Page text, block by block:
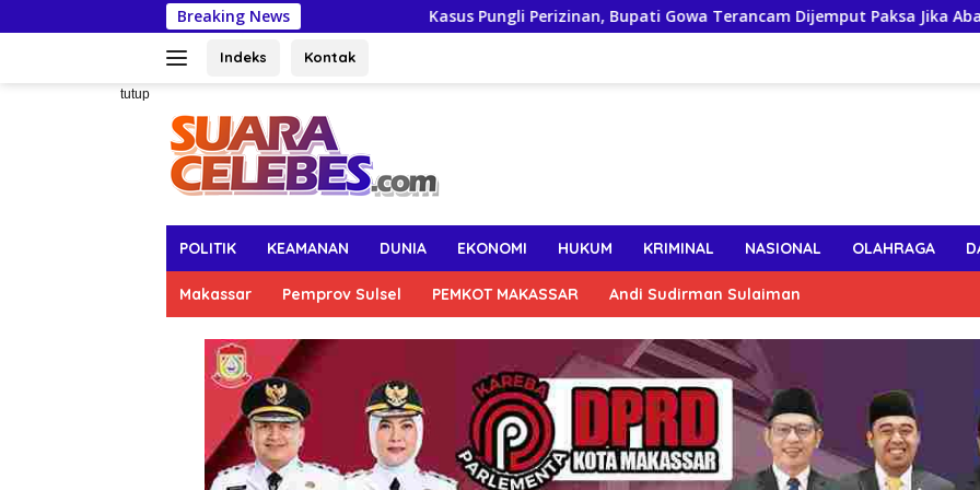
ke
Breaking NewsKasus Pungli Perizinan, Bupati Gowa Terancam Dijemput Paksa Jika Abaikan Surat
Indeks Kontak
tutup
POLITIK KEAMANAN DUNIA EKONOMI HUKUM KRIMINAL NASIONAL OLAHRAGA
Makassar Pemprov Sulsel PEMKOT MAKASSAR Andi Sudirman Sulaiman